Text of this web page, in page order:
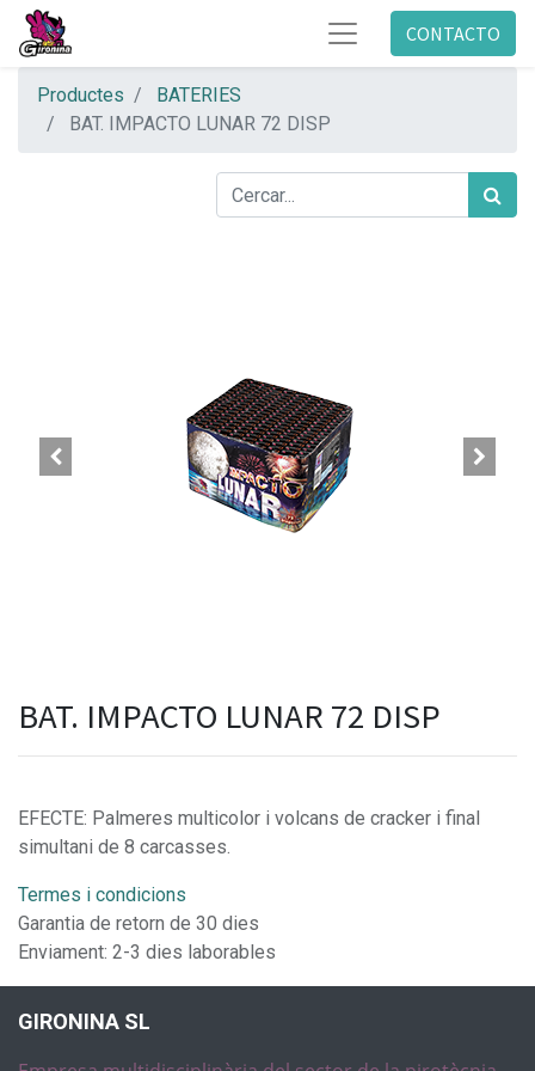
CONTACTO
Productes
BATERIES
BAT. IMPACTO LUNAR 72 DISP
BAT. IMPACTO LUNAR 72 DISP
EFECTE: Palmeres multicolor i volcans de cracker i final
simultani de 8 carcasses.
Termes i condicions
Garantia de retorn de 30 dies
Enviament: 2-3 dies laborables
GIRONINA SL